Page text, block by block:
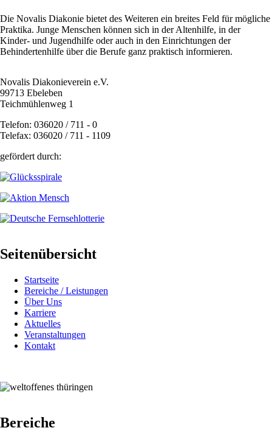
Die Novalis Diakonie bietet des Weiteren ein breites Feld für mögliche
Praktika. Junge Menschen können sich in der Altenhilfe, in der
Kinder- und Jugendhilfe oder auch in den Einrichtungen der
Behindertenhilfe über die Berufe ganz praktisch informieren.
Novalis Diakonieverein e.V.
99713 Ebeleben
Teichmühlenweg 1
Telefon: 036020 / 711 - 0
Telefax: 036020 / 711 - 1109
gefördert durch:
Seitenübersicht
Startseite
Bereiche / Leistungen
Über Uns
Karriere
Aktuelles
Veranstaltungen
Kontakt
Bereiche